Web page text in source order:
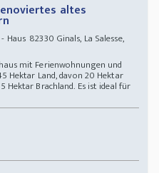
altes
82330 Ginals, La Salesse,
mit Ferienwohnungen und
Hektar Land, davon 20 Hektar
Hektar Brachland. Es ist ideal für